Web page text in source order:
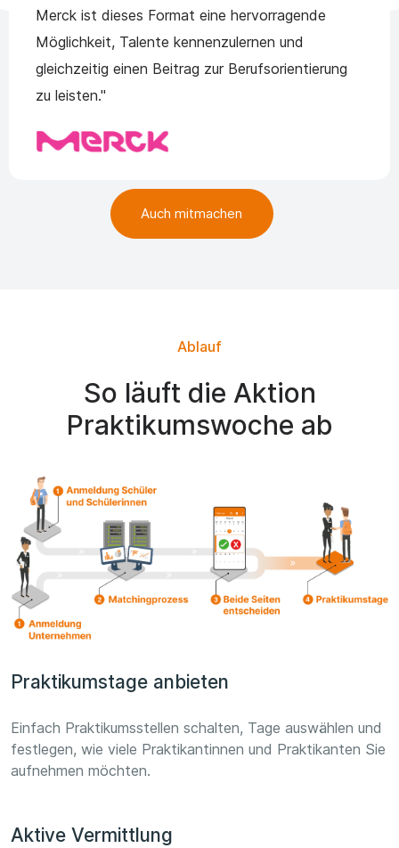
Merck ist dieses Format eine hervorragende
Möglichkeit, Talente kennenzulernen und
gleichzeitig einen Beitrag zur Berufsorientierung
zu leisten."
Auch mitmachen
Ablauf
So läuft die Aktion
Praktikumswoche ab
Praktikumstage anbieten
Einfach Praktikumsstellen schalten, Tage auswählen und
festlegen, wie viele Praktikantinnen und Praktikanten Sie
aufnehmen möchten.
Aktive Vermittlung